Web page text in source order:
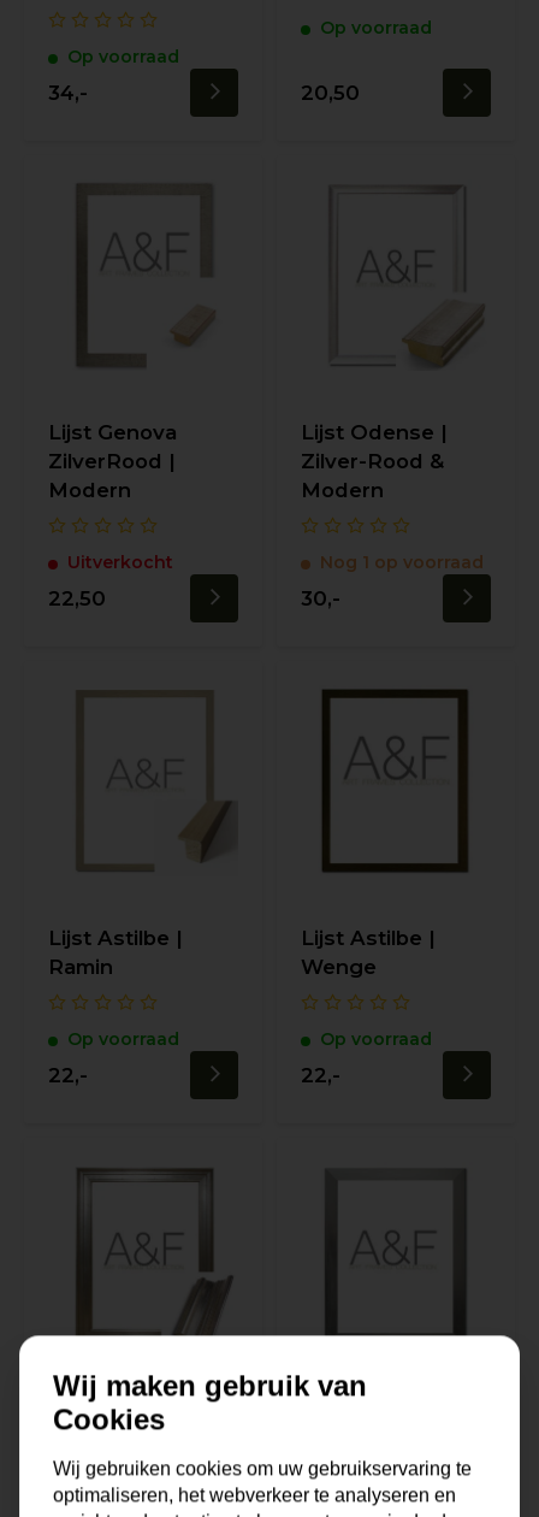
Op voorraad
34,-
Op voorraad
20,50
Lijst Genova
ZilverRood |
Modern
Uitverkocht
22,50
Lijst Odense |
Zilver-Rood &
Modern
Nog 1 op voorraad
30,-
Lijst Astilbe |
Ramin
Op voorraad
22,-
Lijst Astilbe |
Wenge
Op voorraad
22,-
Lijst Vero Zilver |
Modern
Wij maken gebruik van
Cookies
Wij gebruiken cookies om uw gebruikservaring te
optimaliseren, het webverkeer te analyseren en